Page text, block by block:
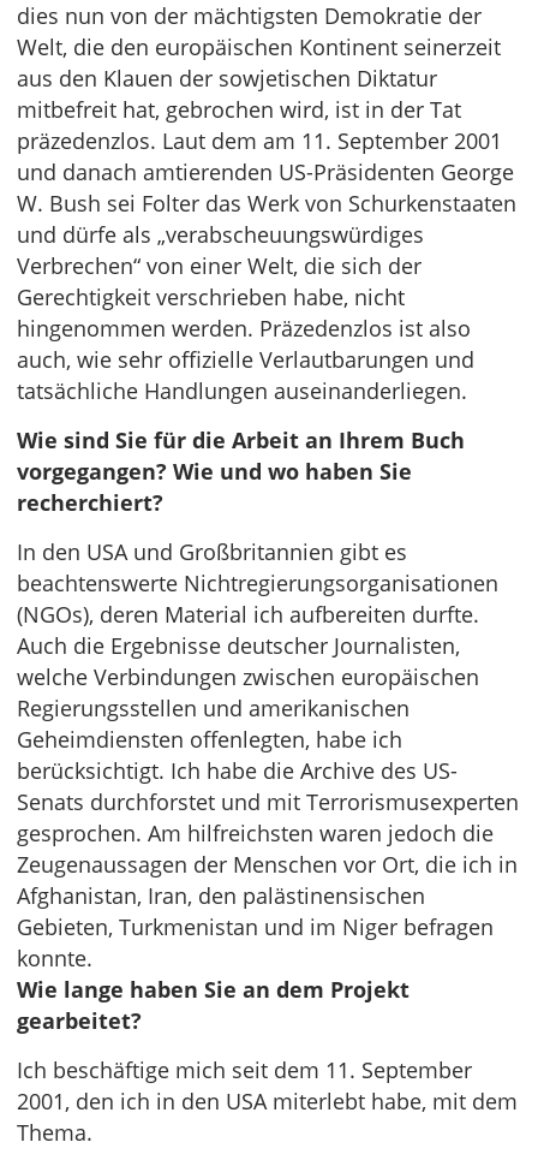
dies nun von der mächtigsten Demokratie der
Welt, die den europäischen Kontinent seinerzeit
aus den Klauen der sowjetischen Diktatur
mitbefreit hat, gebrochen wird, ist in der Tat
präzedenzlos. Laut dem am 11. September 2001
und danach amtierenden US-Präsidenten George
W. Bush sei Folter das Werk von Schurkenstaaten
und dürfe als „verabscheuungswürdiges
Verbrechen“ von einer Welt, die sich der
Gerechtigkeit verschrieben habe, nicht
hingenommen werden. Präzedenzlos ist also
auch, wie sehr offizielle Verlautbarungen und
tatsächliche Handlungen auseinanderliegen.
Wie sind Sie für die Arbeit an Ihrem Buch
vorgegangen? Wie und wo haben Sie
recherchiert?
In den USA und Großbritannien gibt es
beachtenswerte Nichtregierungsorganisationen
(NGOs), deren Material ich aufbereiten durfte.
Auch die Ergebnisse deutscher Journalisten,
welche Verbindungen zwischen europäischen
Regierungsstellen und amerikanischen
Geheimdiensten offenlegten, habe ich
berücksichtigt. Ich habe die Archive des US-
Senats durchforstet und mit Terrorismusexperten
gesprochen. Am hilfreichsten waren jedoch die
Zeugenaussagen der Menschen vor Ort, die ich in
Afghanistan, Iran, den palästinensischen
Gebieten, Turkmenistan und im Niger befragen
konnte.
Wie lange haben Sie an dem Projekt
gearbeitet?
Ich beschäftige mich seit dem 11. September
2001, den ich in den USA miterlebt habe, mit dem
Thema.